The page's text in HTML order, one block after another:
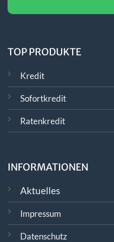
TOP PRODUKTE
Kredit
Sofortkredit
Ratenkredit
INFORMATIONEN
Aktuelles
Impressum
Datenschutz